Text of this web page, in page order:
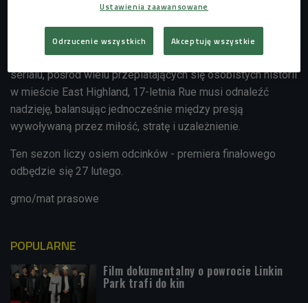
Foto: mat prasowe
W drugim sezonie stworzonego przez Sama Levinsona
serialu, pośród wielu przeplatających się osobistych historii
w mieście East Highland, 17-letnia Rue musi odnaleźć
nadzieję, balansując jednocześnie między presją
wywoływaną przez miłość, stratę i uzależnienie.
Ten sezon liczy osiem odcinków - premiera finałowego
odbędzie się 27 lutego.
gmo/mat prasowe
POPULARNE
Film dokumentalny o powrocie Linkin
Park trafi do kin
Ustawienia zaawansowane
Odrzucenie wszystkich Akceptuję wszystkie